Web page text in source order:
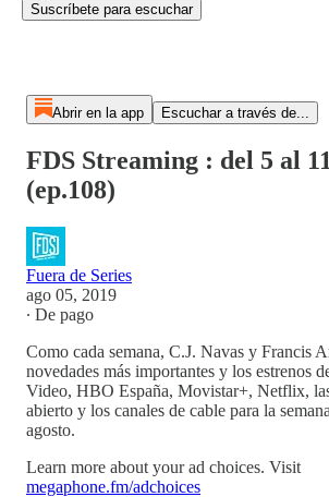
Suscríbete para escuchar
Abrir en la app Escuchar a través de...
FDS Streaming : del 5 al
(ep.108)
Fuera de Series
ago 05, 2019
∙ De pago
Como cada semana, C.J. Navas y Francis
novedades más importantes y los estrenos
Video, HBO España, Movistar+, Netflix,
abierto y los canales de cable para la
agosto.
Learn more about your ad choices. Visit
megaphone.fm/adchoices